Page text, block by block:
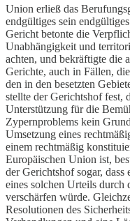
Union erließ das
endgültiges sein
Gericht betonte die
Unabhängigkeit und
achten, und bekräftigte die
Gerichte, auch in Fällen,
den in den besetzten
stellte der Gerichtshof fest,
Unterstützung für die
Zypernproblems kein
Umsetzung eines
einem rechtmäßig
Europäischen Union ist,
der Gerichtshof sogar,
eines solchen Urteils durch
verschärfen würde.
Resolutionen des